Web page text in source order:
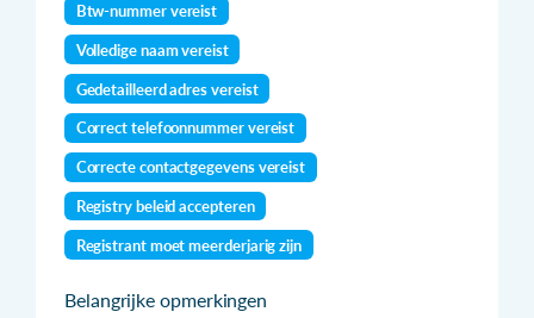
Btw-nummer vereist
Volledige naam vereist
Gedetailleerd adres vereist
Correct telefoonnummer vereist
Correcte contactgegevens vereist
Registry beleid accepteren
Registrant moet meerderjarig zijn
Belangrijke opmerkingen